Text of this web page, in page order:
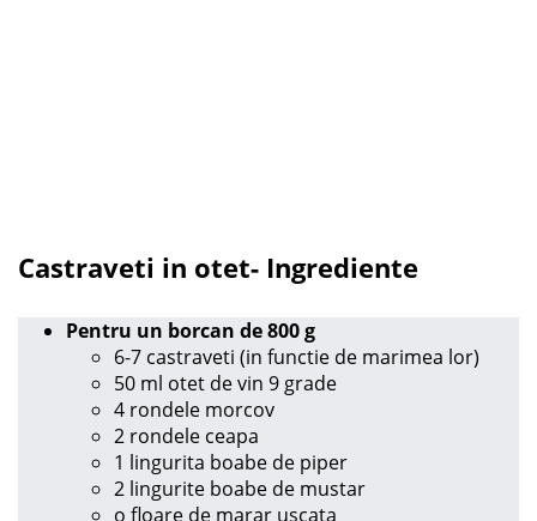
Castraveti in otet- Ingrediente
Pentru un borcan de 800 g
6-7 castraveti (in functie de marimea lor)
50 ml otet de vin 9 grade
4 rondele morcov
2 rondele ceapa
1 lingurita boabe de piper
2 lingurite boabe de mustar
o floare de marar uscata